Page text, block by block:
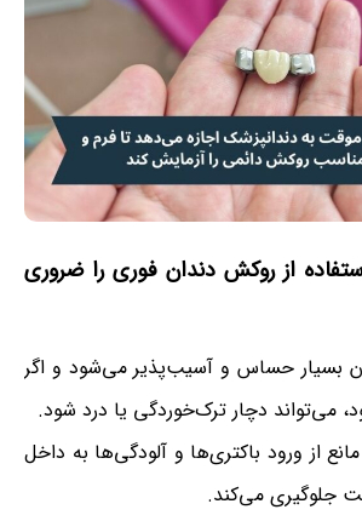
از روکش دندان فوری را ضروری
بسیار حساس و آسیب‌پذیر می‌شود و اگر
می‌تواند دچار ترک‌خوردگی یا درد شود.
از ورود باکتری‌ها و آلودگی‌ها به داخل
جلوگیری می‌کند.